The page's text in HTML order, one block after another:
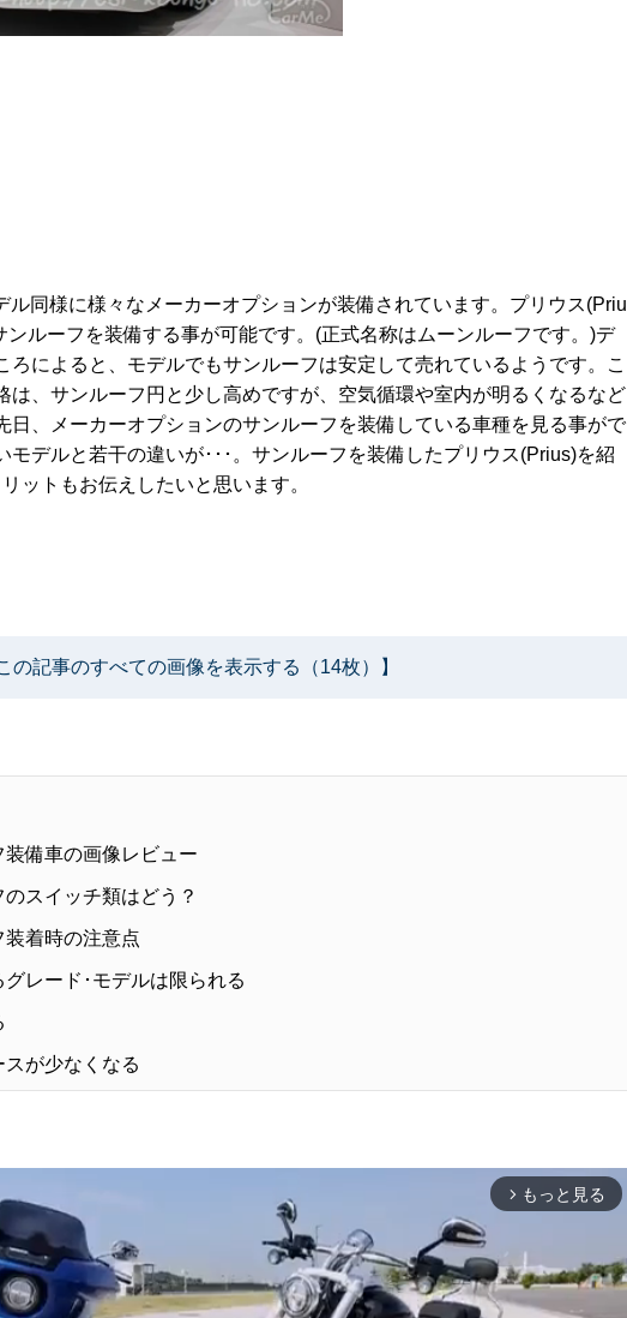
ル同様に様々なメーカーオプションが装備されています。プリウス(Priu
ルーフを装備する事が可能です。(正式名称はムーンルーフです。)デ
ろによると、モデルでもサンルーフは安定して売れているようです。こ
は、サンルーフ円と少し高めですが、空気循環や室内が明るくなるなど
日、メーカーオプションのサンルーフを装備している車種を見る事がで
モデルと若干の違いが･･･。サンルーフを装備したプリウス(Prius)を紹
ットもお伝えしたいと思います。
の記事のすべての画像を表示する（14枚）】
備車の画像レビュー
スイッチ類はどう？
着時の注意点
レード･モデルは限られる
が少なくなる
arrow_forward_ios もっと見る